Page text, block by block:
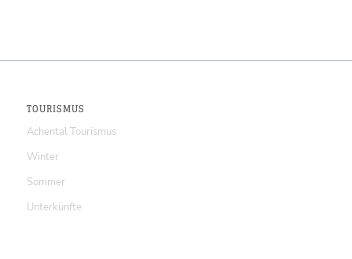
TOURISMUS
Achental Tourismus
Winter
Sommer
Unterkünfte